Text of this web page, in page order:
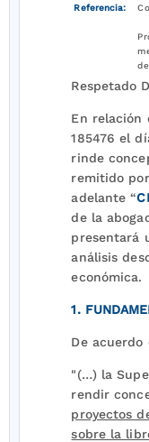
Referencia:
Respetado
En relación
185476 el
rinde
remitido
adelante “
de la
presentará
análisis
económica.
1.
De
"(…) la
rendir
proyectos
sobre la